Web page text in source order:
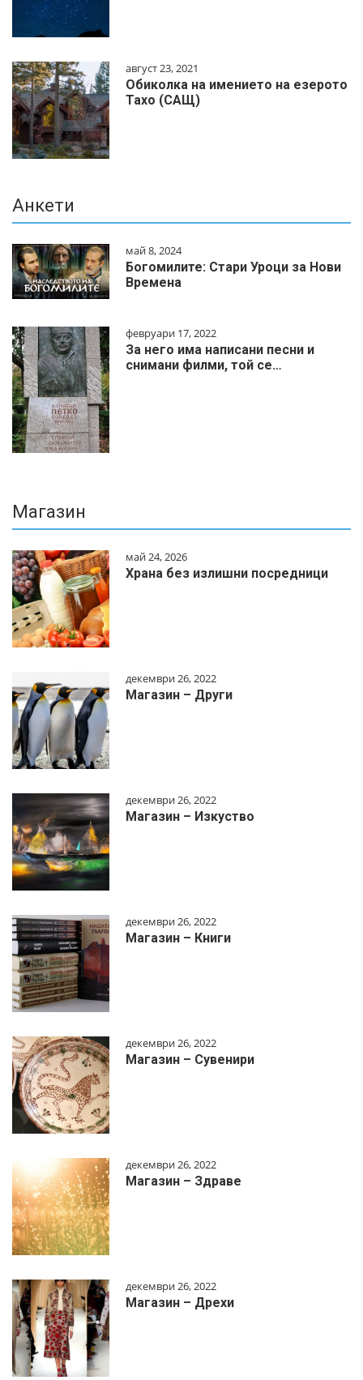
август 23, 2021
Обиколка на имението на езерото
Тахо (САЩ)
Анкети
май 8, 2024
Богомилите: Стари Уроци за Нови
Времена
февруари 17, 2022
За него има написани песни и
снимани филми, той се…
Магазин
май 24, 2026
Храна без излишни посредници
декември 26, 2022
Магазин – Други
декември 26, 2022
Магазин – Изкуство
декември 26, 2022
Магазин – Книги
декември 26, 2022
Магазин – Сувенири
декември 26, 2022
Магазин – Здраве
декември 26, 2022
Магазин – Дрехи